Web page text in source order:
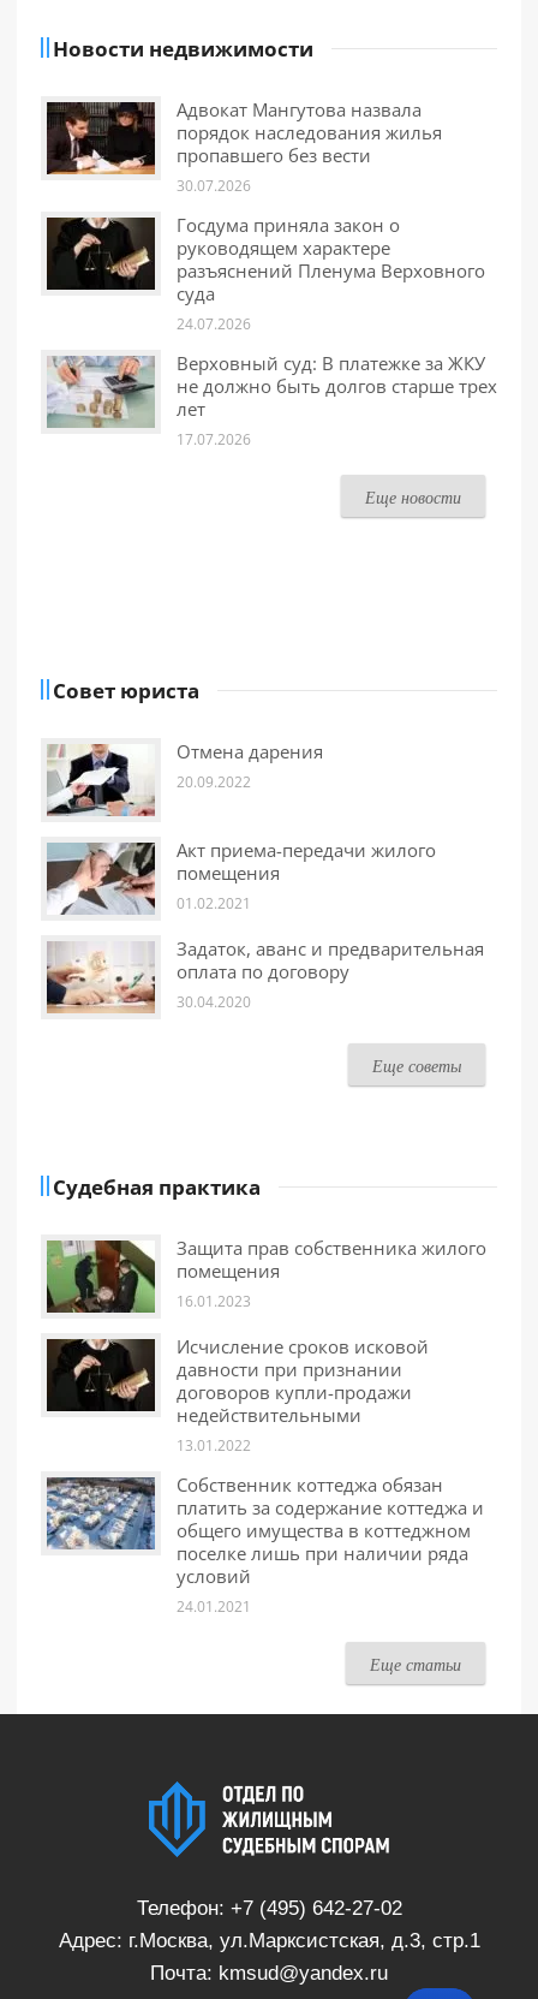
Новости недвижимости
Адвокат Мангутова назвала
порядок наследования жилья
пропавшего без вести
30.07.2026
Госдума приняла закон о
руководящем характере
разъяснений Пленума Верховного
суда
24.07.2026
Верховный суд: В платежке за ЖКУ
не должно быть долгов старше трех
лет
17.07.2026
Еще новости
Совет юриста
Отмена дарения
20.09.2022
Акт приема-передачи жилого
помещения
01.02.2021
Задаток, аванс и предварительная
оплата по договору
30.04.2020
Еще советы
Судебная практика
Защита прав собственника жилого
помещения
16.01.2023
Исчисление сроков исковой
давности при признании
договоров купли-продажи
недействительными
13.01.2022
Собственник коттеджа обязан
платить за содержание коттеджа и
общего имущества в коттеджном
поселке лишь при наличии ряда
условий
24.01.2021
Еще статьи
Телефон: +7 (495) 642-27-02
Адрес: г.Москва, ул.Марксистская, д.3, стр.1
Почта: kmsud@yandex.ru